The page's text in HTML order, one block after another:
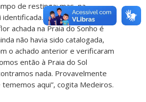
de restinga; mas, na
identificada. Agora, após
achada na Praia do Sonho é
não havia sido catalogada,
o achado anterior e verificaram
então à Praia do Sol
nada. Provavelmente
aqui”, cogita Medeiros.